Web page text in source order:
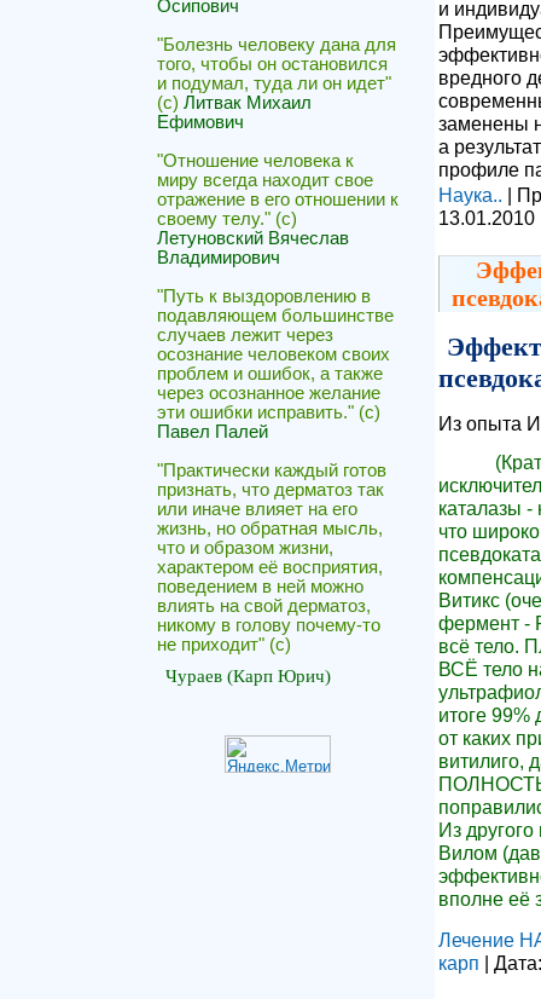
Осипович
"Болезнь человеку дана для
того, чтобы он остановился
и подумал, туда ли он идет"
(с) Литвак Михаил
Ефимович
"Отношение человека к
миру всегда находит свое
отражение в его отношении к
своему телу." (c)
Летуновский Вячеслав
Владимирович
"Путь к выздоровлению в
подавляющем большинстве
случаев лежит через
осознание человеком своих
проблем и ошибок, а также
через осознанное желание
эти ошибки исправить." (с)
Павел Палей
"Практически каждый готов
признать, что дерматоз так
или иначе влияет на его
жизнь, но обратная мысль,
что и образом жизни,
характером её восприятия,
поведением в ней можно
влиять на свой дерматоз,
никому в голову почему-то
не приходит" (c)
Чураев (Карп Юрич)
и
вредного
заменены
а
профиле
Наука..
|
13.01.2010
Из опыта
каталазы -
что
Витикс
фермент -
всё тело.
ВСЁ тело
итоге 99%
от каких
витилиго,
Из
Вилом
вполне её
Лечение
карп |